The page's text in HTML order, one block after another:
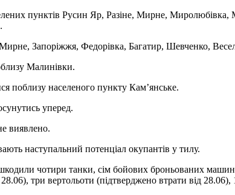
пунктів Русин Яр, Разіне, Мирне, Миролюбівка,
Запоріжжя, Федорівка, Багатир, Шевченко,
Малинівки.
поблизу населеного пункту Кам’янське.
уперед.
виявлено.
наступальний потенціал окупантів у тилу.
чотири танки, сім бойових броньованих
три вертольоти (підтверджено втрати від